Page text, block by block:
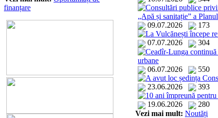
finanțare
Consultări publice
„Apă și sanitație” a
09.07.2026
173
La Vulcănești începe
07.07.2026
304
Ceadîr-Lunga continuă
urbane
06.07.2026
550
A avut loc ședința
23.06.2026
393
10 ani împreună
19.06.2026
280
Vezi mai mult: Noutăți